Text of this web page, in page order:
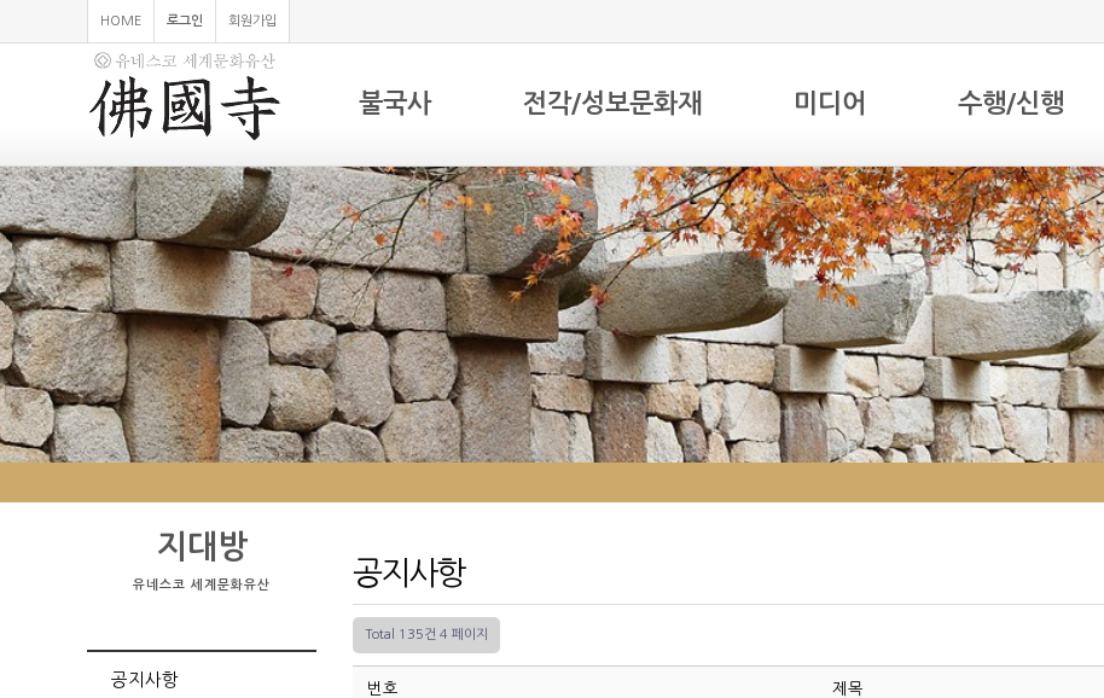
HOME 로그인 회원가입
불국사 전각/성보문화재 미디어 수행/신행
하위분류
지대방
유네스코 세계문화유산
공지사항
공지사항
Total 135건 4 페이지
번호 제목